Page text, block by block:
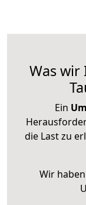
Was
Ein
die Last zu
Wir